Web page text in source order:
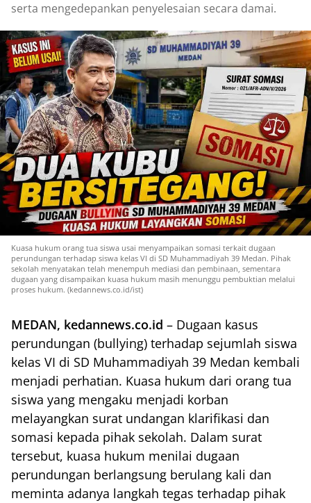
serta mengedepankan penyelesaian secara damai.
Kuasa hukum orang tua siswa usai menyampaikan somasi terkait dugaan
perundungan terhadap siswa kelas VI di SD Muhammadiyah 39 Medan. Pihak
sekolah menyatakan telah menempuh mediasi dan pembinaan, sementara
dugaan yang disampaikan kuasa hukum masih menunggu pembuktian melalui
proses hukum. (kedannews.co.id/ist)
MEDAN, kedannews.co.id – Dugaan kasus
perundungan (bullying) terhadap sejumlah siswa
kelas VI di SD Muhammadiyah 39 Medan kembali
menjadi perhatian. Kuasa hukum dari orang tua
siswa yang mengaku menjadi korban
melayangkan surat undangan klarifikasi dan
somasi kepada pihak sekolah. Dalam surat
tersebut, kuasa hukum menilai dugaan
perundungan berlangsung berulang kali dan
meminta adanya langkah tegas terhadap pihak